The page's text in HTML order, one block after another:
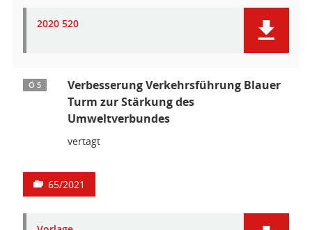
2020 520
Ö 5
Verbesserung Verkehrsführung Blauer
Turm zur Stärkung des
Umweltverbundes
vertagt
65/2021